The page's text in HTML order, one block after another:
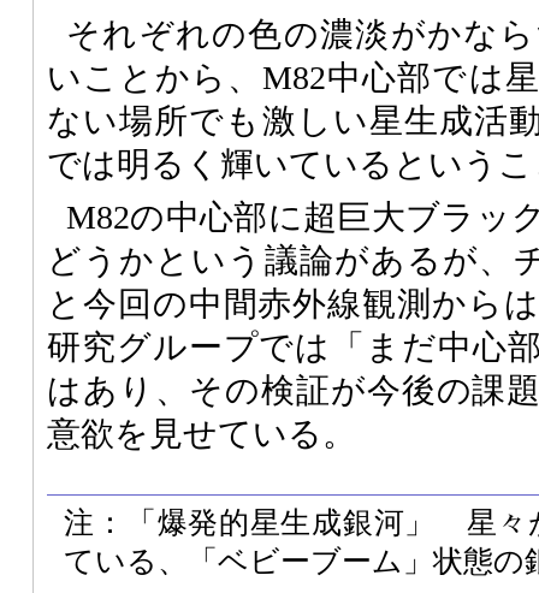
それぞれの色の濃淡がかな
いことから、M82中心部では
ない場所でも激しい星生成活
では明るく輝いているという
M82の中心部に超巨大ブラッ
どうかという議論があるが、
と今回の中間赤外線観測から
研究グループでは「まだ中心
はあり、その検証が今後の課
意欲を見せている。
注：「爆発的星生成銀河」 星々
ている、「ベビーブーム」状態の